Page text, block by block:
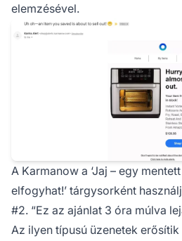
elemzésével.
A Karmanow a ‘Jaj – egy
elfogyhat!’ tárgysorként
#2. “Ez az ajánlat 3 óra múlva
Az ilyen típusú üzenetek